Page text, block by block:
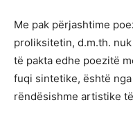
Me pak përjashtime
proliksitetin, d.m.th.
të pakta edhe poezitë
fuqi sintetike, është
rëndësishme artistike